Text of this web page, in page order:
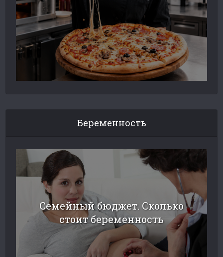
Беременность
Семейный бюджет. Сколько
стоит беременность